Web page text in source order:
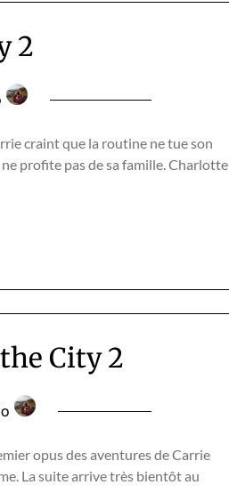
2
craint que la routine ne tue son
profite pas de sa famille. Charlotte
City 2
opus des aventures de Carrie
La suite arrive très bientôt au